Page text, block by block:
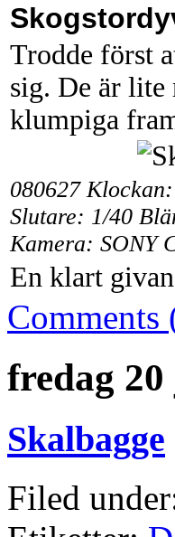
Trodde först
sig. De är lite
klumpiga
080627
Slutare: 1/40
Kamera: SONY
En klart
Comments
fredag
Skalbagge
Filed